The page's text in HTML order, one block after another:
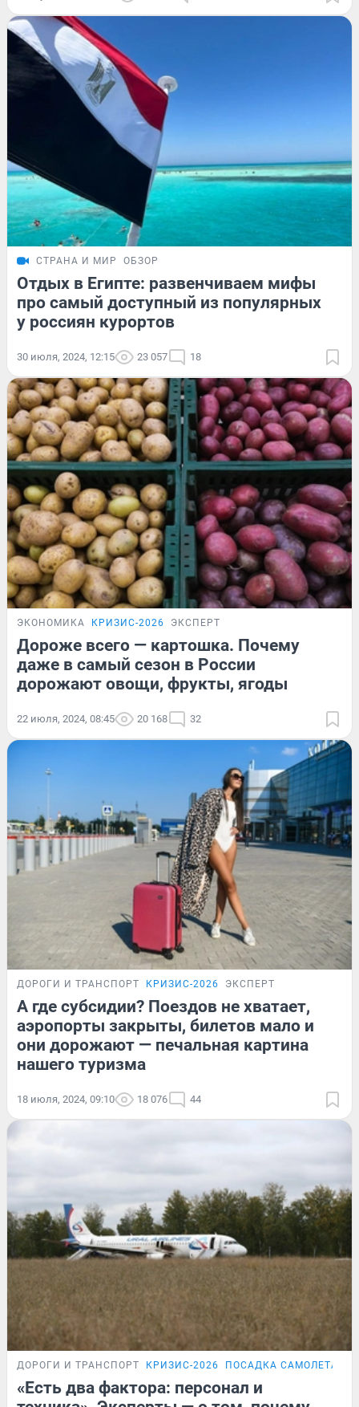
СТРАНА И МИР ОБЗОР
Отдых в Египте: развенчиваем мифы
про самый доступный из популярных
у россиян курортов
30 июля, 2024, 12:15 23 057 18
ЭКОНОМИКА КРИЗИС-2026 ЭКСПЕРТ
Дороже всего — картошка. Почему
даже в самый сезон в России
дорожают овощи, фрукты, ягоды
22 июля, 2024, 08:45 20 168 32
ДОРОГИ И ТРАНСПОРТ КРИЗИС-2026 ЭКСПЕРТ
А где субсидии? Поездов не хватает,
аэропорты закрыты, билетов мало и
они дорожают — печальная картина
нашего туризма
18 июля, 2024, 09:10 18 076 44
ДОРОГИ И ТРАНСПОРТ КРИЗИС-2026 ПОСАДКА САМОЛЕТА В
«Есть два фактора: персонал и